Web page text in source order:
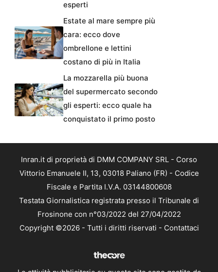
esperti
Estate al mare sempre più
cara: ecco dove
ombrellone e lettini
costano di più in Italia
La mozzarella più buona
del supermercato secondo
gli esperti: ecco quale ha
conquistato il primo posto
Inran.it di proprietà di DMM COMPANY SRL - Corso
Vittorio Emanuele II, 13, 03018 Paliano (FR) - Codice
Fiscale e Partita I.V.A. 03144800608
Testata Giornalistica registrata presso il Tribunale di
Frosinone con n°03/2022 del 27/04/2022
Copyright ©2026 - Tutti i diritti riservati - Contattaci